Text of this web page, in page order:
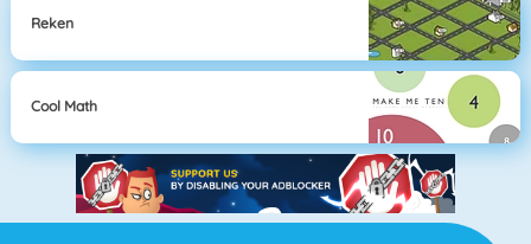
Reken
Cool Math